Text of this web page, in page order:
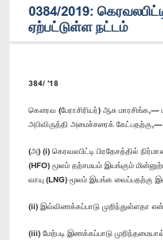
0384/2019:
ஏற்பட்டுள்ள நட்டம்
384/ '18
கௌரவ (பேராசிரியர்) ஆசு மாரசிங்க,—
அபிவிருத்தி அமைச்சரைக் கேட்பதற்கு,—
(அ) (i) கெரவலபிட்டி பிரதேசத்தில்
(HFO) மூலம் தற்சமயம் இயங்கும்
வாயு (LNG) மூலம் இயங்க வைப்பதற்கு
(ii) இவ்விணக்கப்பாடு முறிந்துள்ளதா
(iii) மேற்படி இணக்கப்பாடு